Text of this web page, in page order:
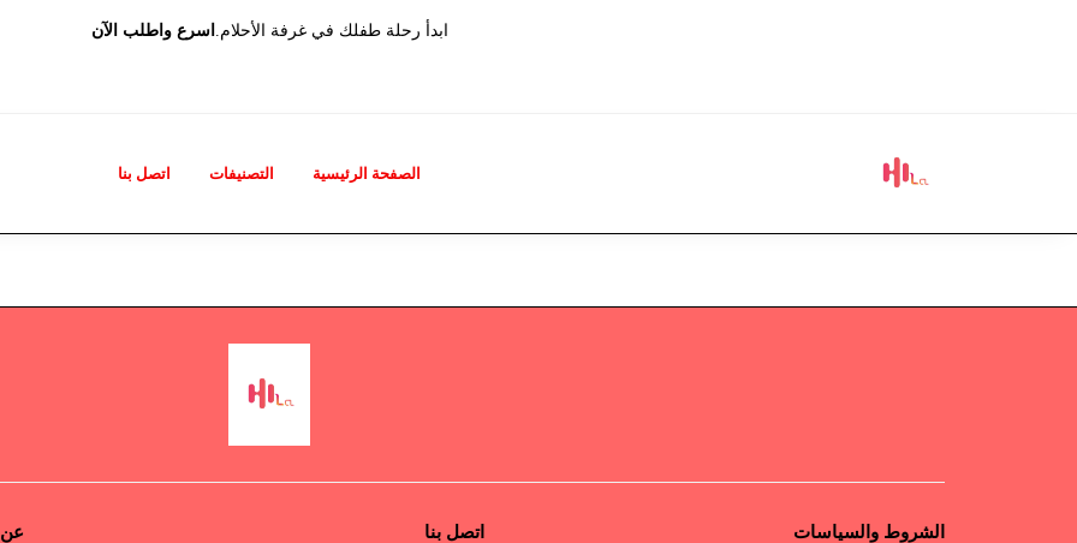
ابدأ رحلة طفلك في غرفة الأحلام. اسرع واطلب الآن
الصفحة الرئيسية التصنيفات اتصل بنا
الشروط والسياسات اتصل بنا عن